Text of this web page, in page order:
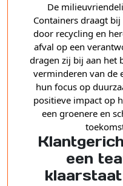
De
Containers draagt
door recycling en
afval op een
dragen zij bij aan het
verminderen van de
hun focus op
positieve impact op
een groenere en
een